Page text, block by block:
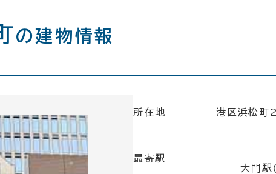
の建物情報
所在地 港区浜松
最寄駅
大門